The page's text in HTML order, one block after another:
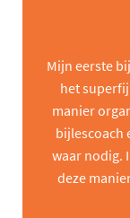
Mijn eerste
het
manier
bijlescoach
waar nodig.
deze